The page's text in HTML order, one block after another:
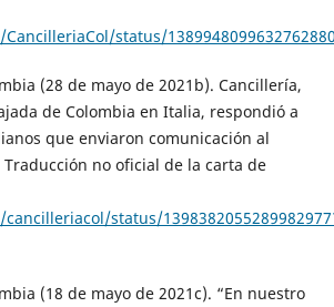
status/
(28 de mayo de 2021b). Cancillería,
de Colombia en Italia, respondió a
que enviaron comunicación al
no oficial de la carta de
status/
(18 de mayo de 2021c). “En nuestro